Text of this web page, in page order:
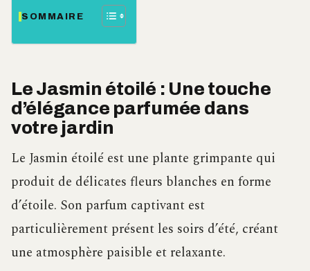
SOMMAIRE
Le Jasmin étoilé : Une touche
d’élégance parfumée dans
votre jardin
Le Jasmin étoilé est une plante grimpante qui
produit de délicates fleurs blanches en forme
d’étoile. Son parfum captivant est
particulièrement présent les soirs d’été, créant
une atmosphère paisible et relaxante.